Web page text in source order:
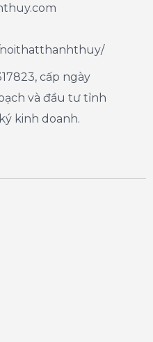
noithatthanhthuy/
cấp ngày
và đầu tư tỉnh
kinh doanh.